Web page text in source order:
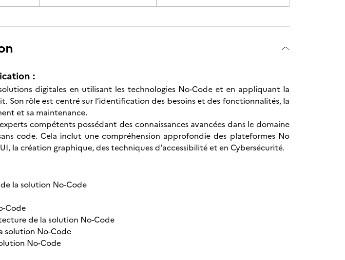
:
digitales en utilisant les technologies No-Code et en appliquant la
rôle est centré sur l’identification des besoins et des fonctionnalités, la
et sa maintenance.
compétents possédant des connaissances avancées dans le domaine
code. Cela inclut une compréhension approfondie des plateformes No
la création graphique, des techniques d'accessibilité et en Cybersécurité.
la solution No-Code
Code
de la solution No-Code
solution No-Code
No-Code